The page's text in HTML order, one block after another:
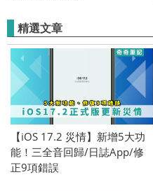
精選文章
【iOS 17.2 災情】新增5大功
能！三全音回歸/日誌App/修
正9項錯誤